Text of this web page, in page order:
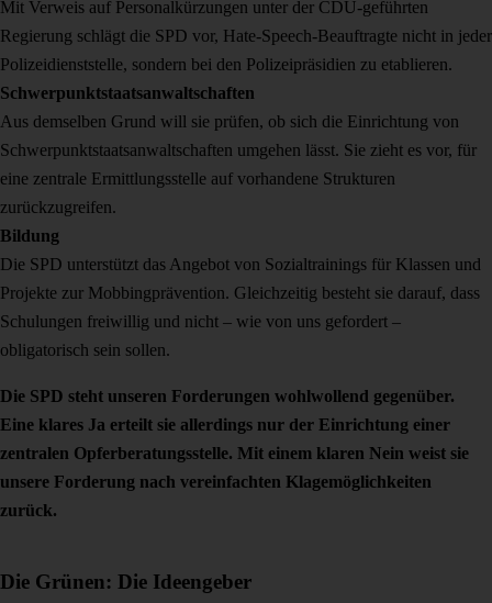
Mit Verweis auf Personalkürzungen unter der CDU-geführten
Regierung schlägt die SPD vor, Hate-Speech-Beauftragte nicht in jeder
Polizeidienststelle, sondern bei den Polizeipräsidien zu etablieren.
Schwerpunktstaatsanwaltschaften
Aus demselben Grund will sie prüfen, ob sich die Einrichtung von
Schwerpunktstaatsanwaltschaften umgehen lässt. Sie zieht es vor, für
eine zentrale Ermittlungsstelle auf vorhandene Strukturen
zurückzugreifen.
Bildung
Die SPD unterstützt das Angebot von Sozialtrainings für Klassen und
Projekte zur Mobbingprävention. Gleichzeitig besteht sie darauf, dass
Schulungen freiwillig und nicht – wie von uns gefordert –
obligatorisch sein sollen.
Die SPD steht unseren Forderungen wohlwollend gegenüber.
Eine klares Ja erteilt sie allerdings nur der Einrichtung einer
zentralen Opferberatungsstelle. Mit einem klaren Nein weist sie
unsere Forderung nach vereinfachten Klagemöglichkeiten
zurück.
Die Grünen: Die Ideengeber